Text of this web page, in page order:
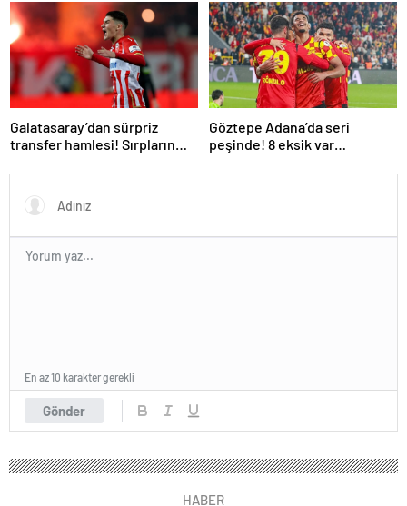
Galatasaray’dan sürpriz
transfer hamlesi! Sırpların
Göztepe Adana’da seri
peşinde! 8 eksik var…
Gönder
En az 10 karakter gerekli
HABER